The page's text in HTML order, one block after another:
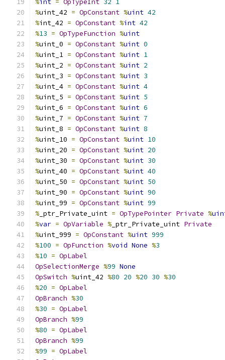
%int = OpTypeInt 32 1
%uint_42 = OpConstant %uint 42
%int_42 = OpConstant %int 42
%13 = OpTypeFunction %uint
%uint_0 = OpConstant %uint 0
%uint_1 = OpConstant %uint 1
%uint_2 = OpConstant %uint 2
%uint_3 = OpConstant %uint 3
%uint_4 = OpConstant %uint 4
%uint_5 = OpConstant %uint 5
%uint_6 = OpConstant %uint 6
%uint_7 = OpConstant %uint 7
%uint_8 = OpConstant %uint 8
%uint_10 = OpConstant %uint 10
%uint_20 = OpConstant %uint 20
%uint_30 = OpConstant %uint 30
%uint_40 = OpConstant %uint 40
%uint_50 = OpConstant %uint 50
%uint_90 = OpConstant %uint 90
%uint_99 = OpConstant %uint 99
% _ptr_Private_uint = OpTypePointer Private %
%var = OpVariable % _ptr_Private_uint Private
%uint_999 = OpConstant %uint 999
%100 = OpFunction %void None %3
%10 = OpLabel
OpSelectionMerge %99 None
OpSwitch %uint_42 %80 20 %20 30 %30
%20 = OpLabel
OpBranch %30
%30 = OpLabel
OpBranch %99
%80 = OpLabel
OpBranch %99
%99 = OpLabel